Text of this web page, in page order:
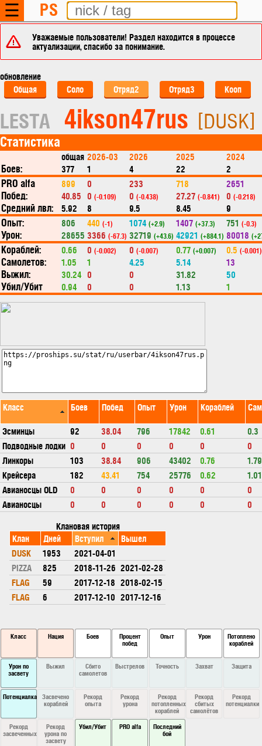
☰ PS
Уважаемые пользователи! Раздел находится в процессе
актуализации, спасибо за понимание.
обновление
Общая
Соло Отряд2 Отряд3 Кооп
LESTA 4ikson47rus [DUSK]
Статистика
общая 2026-03 2026 2025 2024
Боев: 377 1 4 22 2
PRO alfa 899 0 233 718 2651
Побед: 40.85 0 (-0.109) 0 (-0.438) 27.27 (-0.841) 0 (-0.218)
Средний лвл: 5.92 8 9.5 8.45 9
Опыт: 806 440 (-1) 1074 (+2.9) 1407 (+37.3) 751 (-0.3)
Урон: 28655 3366 (-67.3) 32719 (+43.6) 42921 (+884.1) 80018
Кораблей: 0.66 0 (-0.002) 0 (-0.007) 0.77 (+0.007) 0.5 (-0.001)
Самолетов: 1.05 1 4.25 5.14 13
Выжил: 30.24 0 0 31.82 50
Убил/Убит 0.94 0 0 1.13 1
Класс Боев Побед Опыт Урон Кораблей
Эсминцы
92 38.04 796 17842 0.61
0.3
Подводные лодки 0 0 0 0 0
0
Линкоры
103 38.84 906 43402 0.76
1.79
Крейсера
182 43.41 754 25776 0.62
1.01
Авианосцы OLD
0 0 0 0 0
0
Авианосцы
0 0 0 0 0
0
Клановая история
Клан
Дней Вступил
Вышел
DUSK
1953
2021-04-01
PIZZA
825 2018-11-26 2021-02-28
FLAG
59 2017-12-18 2018-02-15
FLAG
6 2017-12-10 2017-12-16
Класс Нация Боев
Процент
побед
Опыт Урон
Потоплено
кораблей
Урон по
засвету
Выжил
Сбито
самолетов
Выстрелов Точность Захват Защита
Потенциалка
Засвечено
кораблей
Рекорд
опыта
Рекорд
урона
Рекорд
потопленных
кораблей
Рекорд
сбитых
самолётов
Рекорд
потенциалки
Рекорд
засвеченных
Рекорд
урона по
засвету
Убил/Убит PRO alfa
Последний
бой